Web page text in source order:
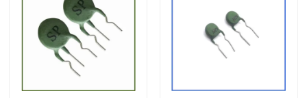
Puce de chauffage PTC
Thermistors NTC